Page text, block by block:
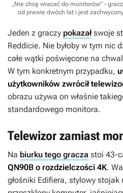
„Nie chcę wracać do monitorów” -
od prawie dwóch lat i jest
Jeden z graczy pokazałswoje
Reddicie. Nie byłoby w tym nic
całe wątki poświęcone na
W tym konkretnym przypadku,
użytkowników zwrócił
obrazu używa on właśnie
standardowego monitora.
Telewizor zamiast
Na biurku tego gracza stoi 43-
QN90B o rozdzielczości 4K.
głośniki Edifiera, stylowy stojak